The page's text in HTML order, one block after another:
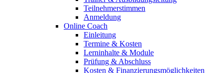
Teilnehmerstimmen
Anmeldung
Online Coach
Einleitung
Termine & Kosten
Lerninhalte & Module
Prüfung & Abschluss
Kosten & Finanzierungsmöglichkeiten